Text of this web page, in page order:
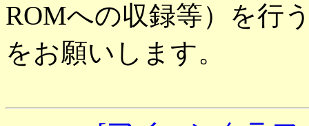
ROMへの収録等）を行
をお願いします。